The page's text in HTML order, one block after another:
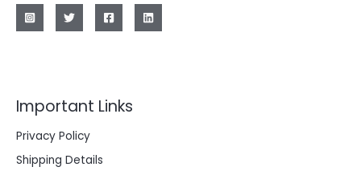
Important Links
Privacy Policy
Shipping Details